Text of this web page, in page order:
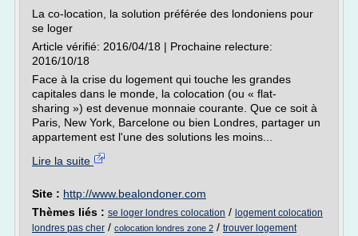
La co-location, la solution préférée des londoniens pour
se loger
Article vérifié: 2016/04/18 | Prochaine relecture:
2016/10/18
Face à la crise du logement qui touche les grandes
capitales dans le monde, la colocation (ou « flat-
sharing ») est devenue monnaie courante. Que ce soit à
Paris, New York, Barcelone ou bien Londres, partager un
appartement est l'une des solutions les moins...
Lire la suite
Site : http://www.bealondoner.com
Thèmes liés : se loger londres colocation / logement colocation
londres pas cher / colocation londres zone 2 / trouver logement